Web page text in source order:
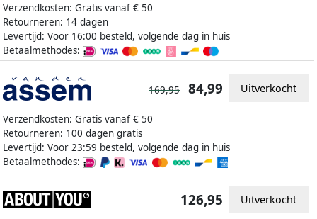
Verzendkosten: Gratis vanaf € 50
Retourneren: 14 dagen
Levertijd: Voor 16:00 besteld, volgende dag in huis
Betaalmethodes:
Verzendkosten: Gratis vanaf € 50
Retourneren: 100 dagen gratis
Levertijd: Voor 23:59 besteld, volgende dag in huis
Betaalmethodes:
169,95 84,99 Uitverkocht
126,95 Uitverkocht